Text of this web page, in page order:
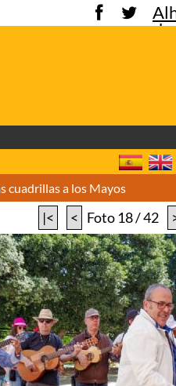
de
cuadrillas a los Mayos
|< < Foto 18 / 42